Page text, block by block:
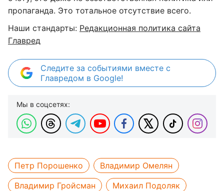
пропаганда. Это тотальное отсутствие всего.
Наши стандарты: Редакционная политика сайта
Главред
Следите за событиями вместе с
Главредом в Google!
Мы в соцсетях:
Петр Порошенко
Владимир Омелян
Владимир Гройсман
Михаил Подоляк